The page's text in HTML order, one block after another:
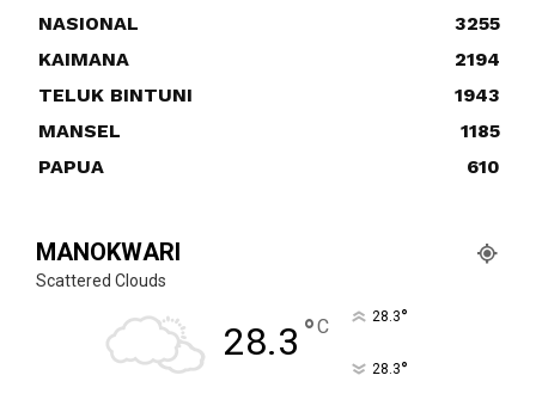
NASIONAL
3255
KAIMANA
2194
TELUK BINTUNI
1943
MANSEL
1185
PAPUA
610
MANOKWARI
Scattered Clouds
28.3 °C 28.3°
28.3°